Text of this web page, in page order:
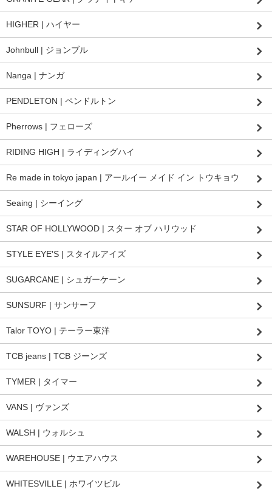
HIGHER | ハイヤー
Johnbull | ジョンブル
Nanga | ナンガ
PENDLETON | ペンドルトン
Pherrows | フェローズ
RIDING HIGH | ライディングハイ
Re made in tokyo japan | アールイー メイド イン トウキョウ
Seaing | シーイング
STAR OF HOLLYWOOD | スター オブ ハリウッド
STYLE EYE'S | スタイルアイズ
SUGARCANE | シュガーケーン
SUNSURF | サンサーフ
Talor TOYO | テーラー東洋
TCB jeans | TCB ジーンズ
TYMER | タイマー
VANS | ヴァンズ
WALSH | ウォルシュ
WAREHOUSE | ウエアハウス
WHITESVILLE | ホワイツビル